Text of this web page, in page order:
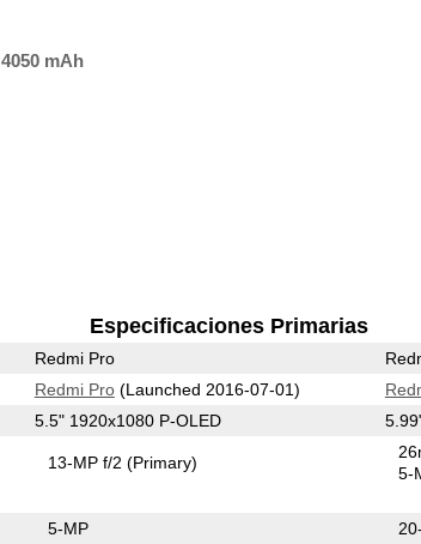
4050 mAh
Especificaciones Primarias
Redmi Pro
Redmi Pro(Launched 2016-07-01)
5.5" 1920x1080 P-OLED
13-MP f/2(Primary)
5-
5-MP